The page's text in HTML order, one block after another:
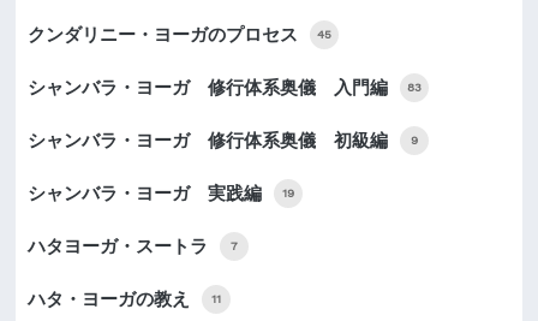
クンダリニー・ヨーガのプロセス 45
シャンバラ・ヨーガ 修行体系奥儀 入門編 83
シャンバラ・ヨーガ 修行体系奥儀 初級編 9
シャンバラ・ヨーガ 実践編 19
ハタヨーガ・スートラ 7
ハタ・ヨーガの教え 11